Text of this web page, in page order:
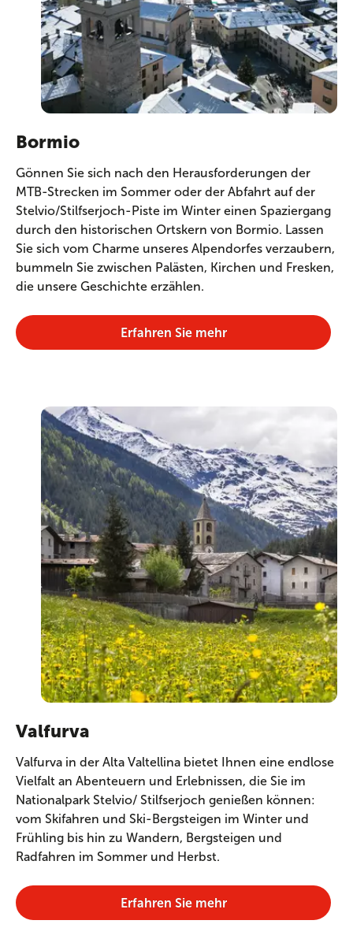
Bormio
Gönnen Sie sich nach den Herausforderungen der
MTB-Strecken im Sommer oder der Abfahrt auf der
Stelvio/Stilfserjoch-Piste im Winter einen Spaziergang
durch den historischen Ortskern von Bormio. Lassen
Sie sich vom Charme unseres Alpendorfes verzaubern,
bummeln Sie zwischen Palästen, Kirchen und Fresken,
die unsere Geschichte erzählen.
Erfahren Sie mehr
Valfurva
Valfurva in der Alta Valtellina bietet Ihnen eine endlose
Vielfalt an Abenteuern und Erlebnissen, die Sie im
Nationalpark Stelvio/ Stilfserjoch genießen können:
vom Skifahren und Ski-Bergsteigen im Winter und
Frühling bis hin zu Wandern, Bergsteigen und
Radfahren im Sommer und Herbst.
Erfahren Sie mehr